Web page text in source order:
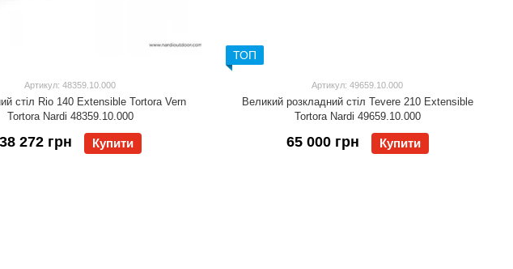
Артикул: 48359.10.000
стіл Rio 140 Extensible Tortora Vern
Tortora Nardi 48359.10.000
38 272 грн Купити
ТОП
Артикул: 49659.10.000
Великий розкладний стіл Tevere 210 Extensible
Tortora Nardi 49659.10.000
65 000 грн Купити